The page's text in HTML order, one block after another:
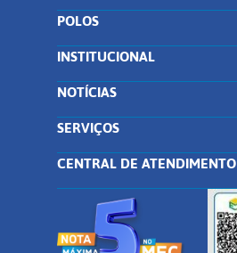
POLOS
INSTITUCIONAL
NOTÍCIAS
SERVIÇOS
CENTRAL DE ATENDIMENTO